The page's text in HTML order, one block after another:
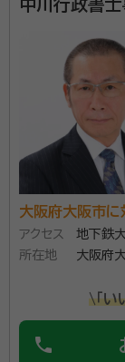
中川行政書
大阪府大阪市に
アクセス
地下鉄大
から徒
所在地
大阪府大
\「い
phone